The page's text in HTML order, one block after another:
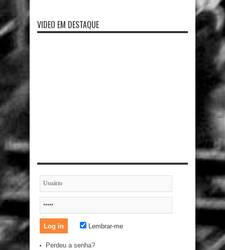
VIDEO EM DESTAQUE
Lembrar-me
Perdeu a senha?